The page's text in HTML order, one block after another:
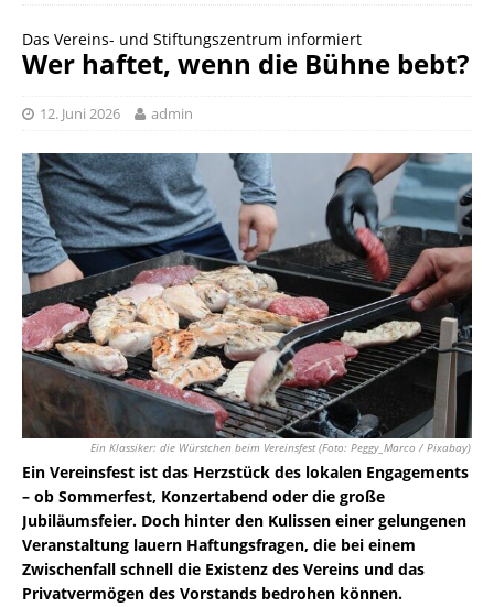
Das Vereins- und Stiftungszentrum informiert
Wer haftet, wenn die Bühne bebt?
12. Juni 2026 admin
Ein Klassiker: die Würstchen beim Vereinsfest (Foto: Peggy_Marco / Pixabay)
Ein Vereinsfest ist das Herzstück des lokalen Engagements
– ob Sommerfest, Konzertabend oder die große
Jubiläumsfeier. Doch hinter den Kulissen einer gelungenen
Veranstaltung lauern Haftungsfragen, die bei einem
Zwischenfall schnell die Existenz des Vereins und das
Privatvermögen des Vorstands bedrohen können.